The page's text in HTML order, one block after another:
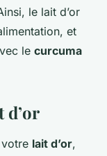
le lait d’or
et
le curcuma
d’or
lait d’or,